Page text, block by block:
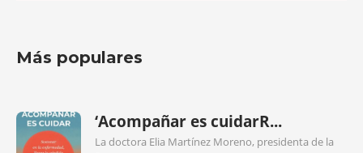
Más populares
‘Acompañar es cuidarR...
La doctora Elia Martínez Moreno, presidenta de la